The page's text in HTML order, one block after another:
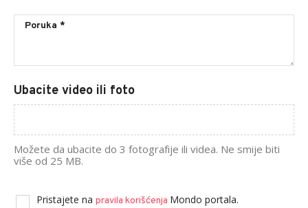
Ubacite video ili foto
Možete da ubacite do 3 fotografije ili videa. Ne smije biti
više od 25 MB.
Pristajete na pravila korišćenja Mondo portala.